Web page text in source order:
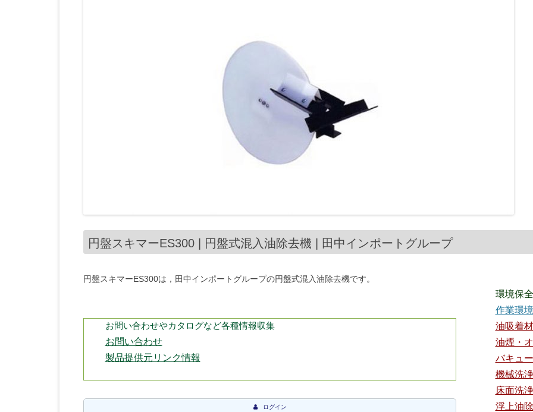
円盤スキマーES300 | 円盤式混入油除去機 | 田中インポートグループ
円盤スキマーES300は，田中インポートグループの円盤式混入油除去機です。
お問い合わせやカタログなど各種情報収集
お問い合わせ
製品提供元リンク情報
ログイン
環境保
作業環
油吸着材
油煙・
バキュ
機械洗
床面洗
浮上油